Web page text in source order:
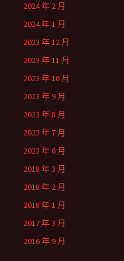
2024 年 2 月
2024 年 1 月
2023 年 12 月
2023 年 11 月
2023 年 10 月
2023 年 9 月
2023 年 8 月
2023 年 7 月
2023 年 6 月
2018 年 3 月
2018 年 2 月
2018 年 1 月
2017 年 3 月
2016 年 9 月